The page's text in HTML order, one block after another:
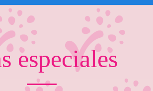
especiales